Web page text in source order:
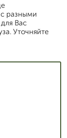
разными
Вас
Уточняйте